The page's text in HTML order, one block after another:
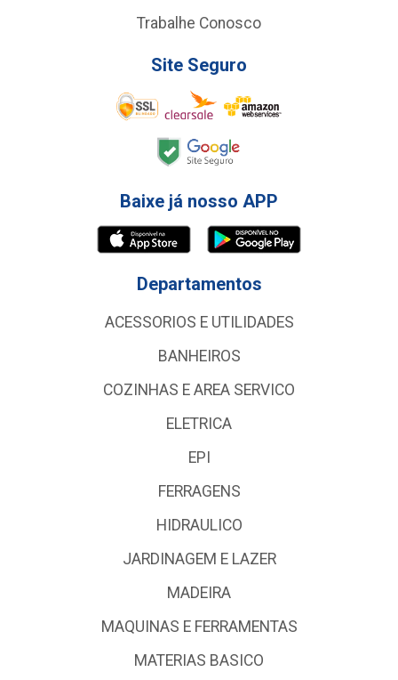
Trabalhe Conosco
Site Seguro
Baixe já nosso APP
Departamentos
ACESSORIOS E UTILIDADES
BANHEIROS
COZINHAS E AREA SERVICO
ELETRICA
EPI
FERRAGENS
HIDRAULICO
JARDINAGEM E LAZER
MADEIRA
MAQUINAS E FERRAMENTAS
MATERIAS BASICO